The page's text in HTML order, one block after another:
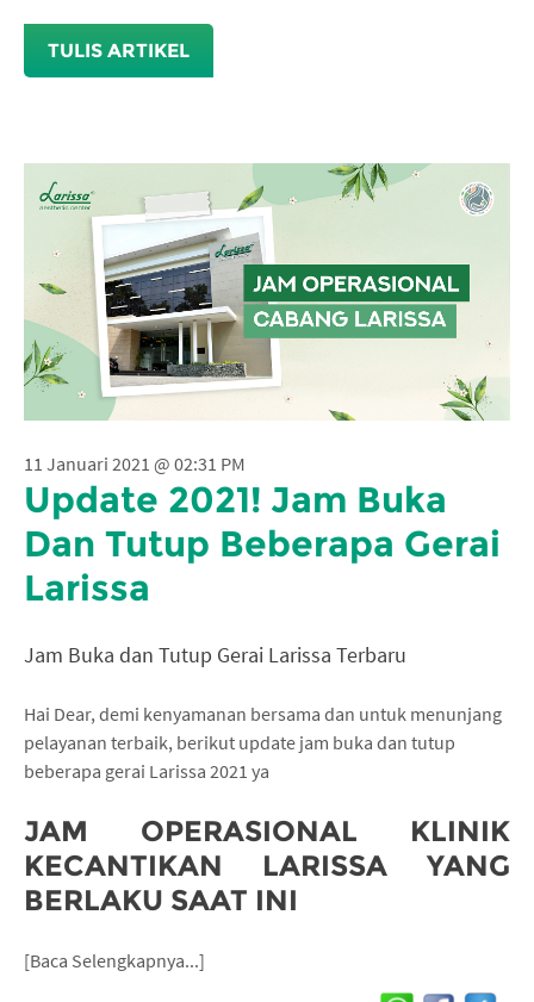
TULIS ARTIKEL
11 Januari 2021 @ 02:31 PM
Update 2021! Jam Buka
Dan Tutup Beberapa Gerai
Larissa
Jam Buka dan Tutup Gerai Larissa Terbaru
Hai Dear, demi kenyamanan bersama dan untuk menunjang
pelayanan terbaik, berikut update jam buka dan tutup
beberapa gerai Larissa 2021 ya
JAM OPERASIONAL KLINIK
KECANTIKAN LARISSA YANG
BERLAKU SAAT INI
[Baca Selengkapnya...]